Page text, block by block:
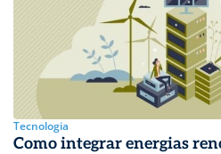
Tecnologia
Como integrar energias